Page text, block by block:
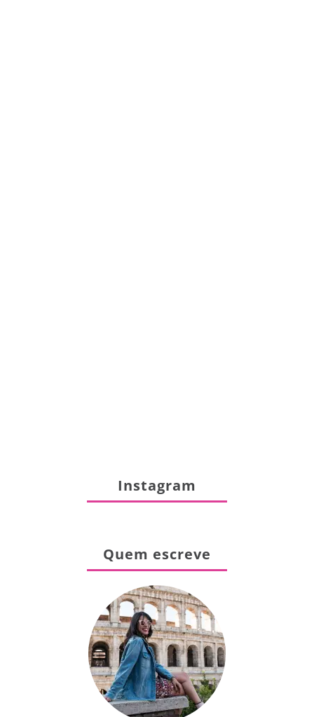
Instagram
Quem escreve